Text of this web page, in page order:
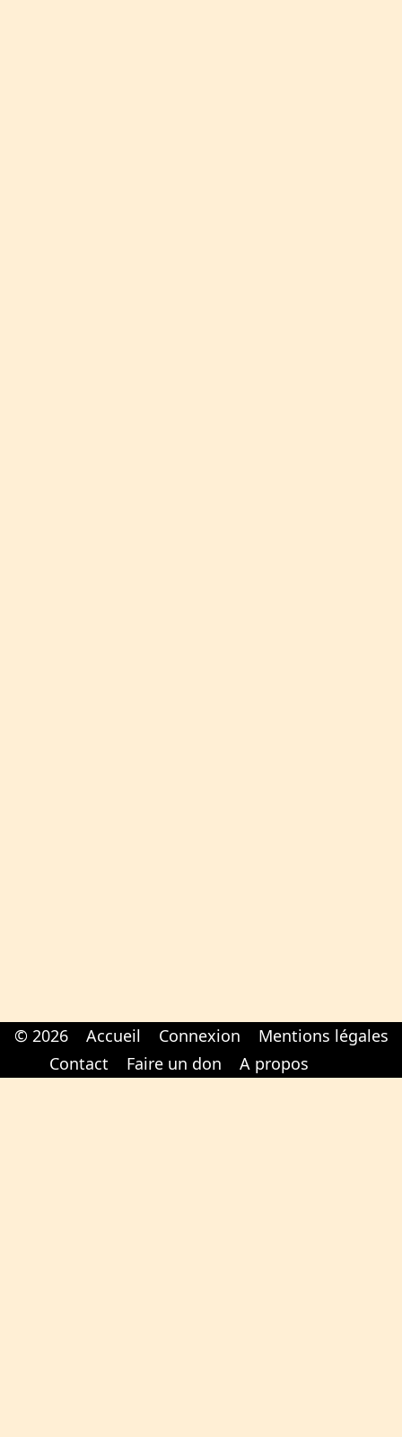
© 2026 Accueil Connexion
Mentions légales
Contact
Faire un don A propos